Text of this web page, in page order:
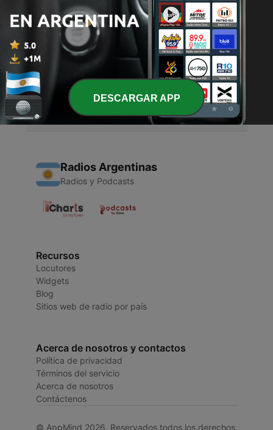
29 abr. 2013
Club Classics
20 ene. 2013
1
20 ene. 2013
Radios Argentinas
Radios y Podcasts
Recursos
Locutores
Widgets
Blog
Sitios web de radio por país
Acerca de nosotros y contactos
Política de privacidad
Términos del servicio
Acerca de nosotros
Contáctenos
© AppMind 2026. Reservados todos los derechos.
DESCARGAR APP